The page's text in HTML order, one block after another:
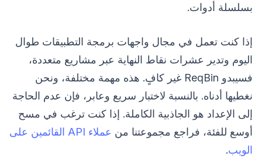
بسلسلة أدوات.
إذا كنت تعمل في مجال واجهات برمجة التطبيقات طوال
اليوم وتدير عشرات نقاط النهاية عبر مشاريع متعددة،
فسيبدو ReqBin غير كافٍ. هذه مهمة مختلفة، ونحن
نغطيها أدناه. بالنسبة لاختبار سريع وعابر، فإن عدم الحاجة
إلى الإعداد هو الجاذبية الكاملة. إذا كنت ترغب في مسح
أوسع للفئة، فراجع مجموعتنا من
عملاء API القائمين على
الويب.